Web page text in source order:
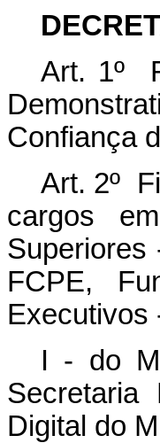
Art. 1º
Confiança
Art. 2º
cargos
Superiores
FCPE,
Executivos
I - do
Secretaria
Digital do